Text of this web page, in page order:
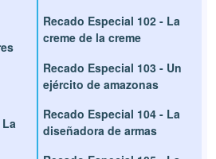
Recado Especial 102 - La
creme de la creme
Recado Especial 103 - Un
ejército de amazonas
Recado Especial 104 - La
diseñadora de armas